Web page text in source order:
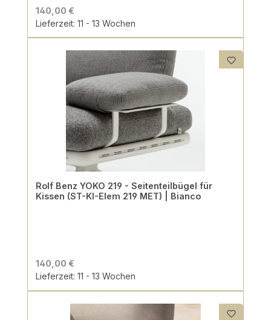
140,00 €
Lieferzeit: 11 - 13 Wochen
Rolf Benz YOKO 219 - Seitenteilbügel für
Kissen (ST-KI-Elem 219 MET) | Bianco
140,00 €
Lieferzeit: 11 - 13 Wochen